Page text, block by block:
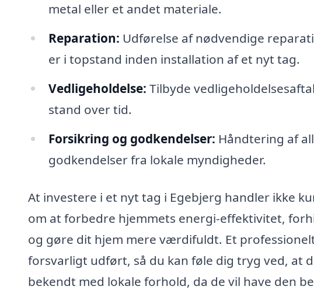
metal eller et andet materiale.
Reparation: Udførelse af nødvendige
er i topstand inden installation af et nyt tag.
Vedligeholdelse: Tilbyde
stand over tid.
Forsikring og godkendelser: Håndtering af
godkendelser fra lokale myndigheder.
At investere i et nyt tag i Egebjerg handler ikke
om at forbedre hjemmets energi-effektivitet,
og gøre dit hjem mere værdifuldt. Et
forsvarligt udført, så du kan føle dig tryg ved, at
bekendt med lokale forhold, da de vil have den